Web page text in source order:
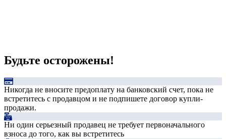
Будьте осторожены!
Никогда не вносите предоплату на банковский счет, пока не
встретитесь с продавцом и не подпишете договор купли-
продажи.
Ни один серьезный продавец не требует первоначального
взноса до того, как вы встретитесь